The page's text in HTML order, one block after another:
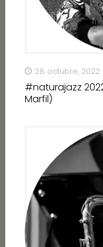
28 octubre,
#naturajazz
Marfil)